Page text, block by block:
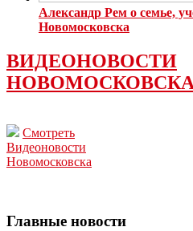
Александр Рем о семье,
Новомосковска
ВИДЕОНОВОСТИ
НОВОМОСКОВСКА
Смотреть
Видеоновости
Новомосковска
Главные новости